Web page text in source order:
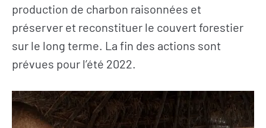
production de charbon raisonnées et
préserver et reconstituer le couvert forestier
sur le long terme. La fin des actions sont
prévues pour l’été 2022.